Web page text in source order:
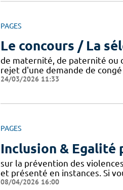
PAGES
Le concours / La
de maternité, de paternité ou
rejet d'une demande de
24/03/2026 11:33
PAGES
Inclusion & Egalité
sur la prévention des
et présenté en instances. Si
08/04/2026 16:00